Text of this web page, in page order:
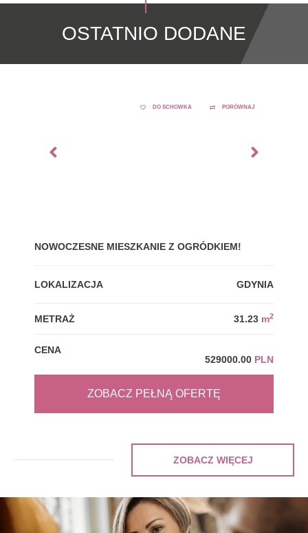
OSTATNIO DODANE
DO SCHOWKA PORÓWNAJ
NOWOCZESNE MIESZKANIE Z OGRÓDKIEM!
LOKALIZACJA GDYNIA
METRAŻ 31.23 m2
CENA
529000.00 PLN
ZOBACZ PEŁNĄ OFERTĘ
ZOBACZ WIĘCEJ